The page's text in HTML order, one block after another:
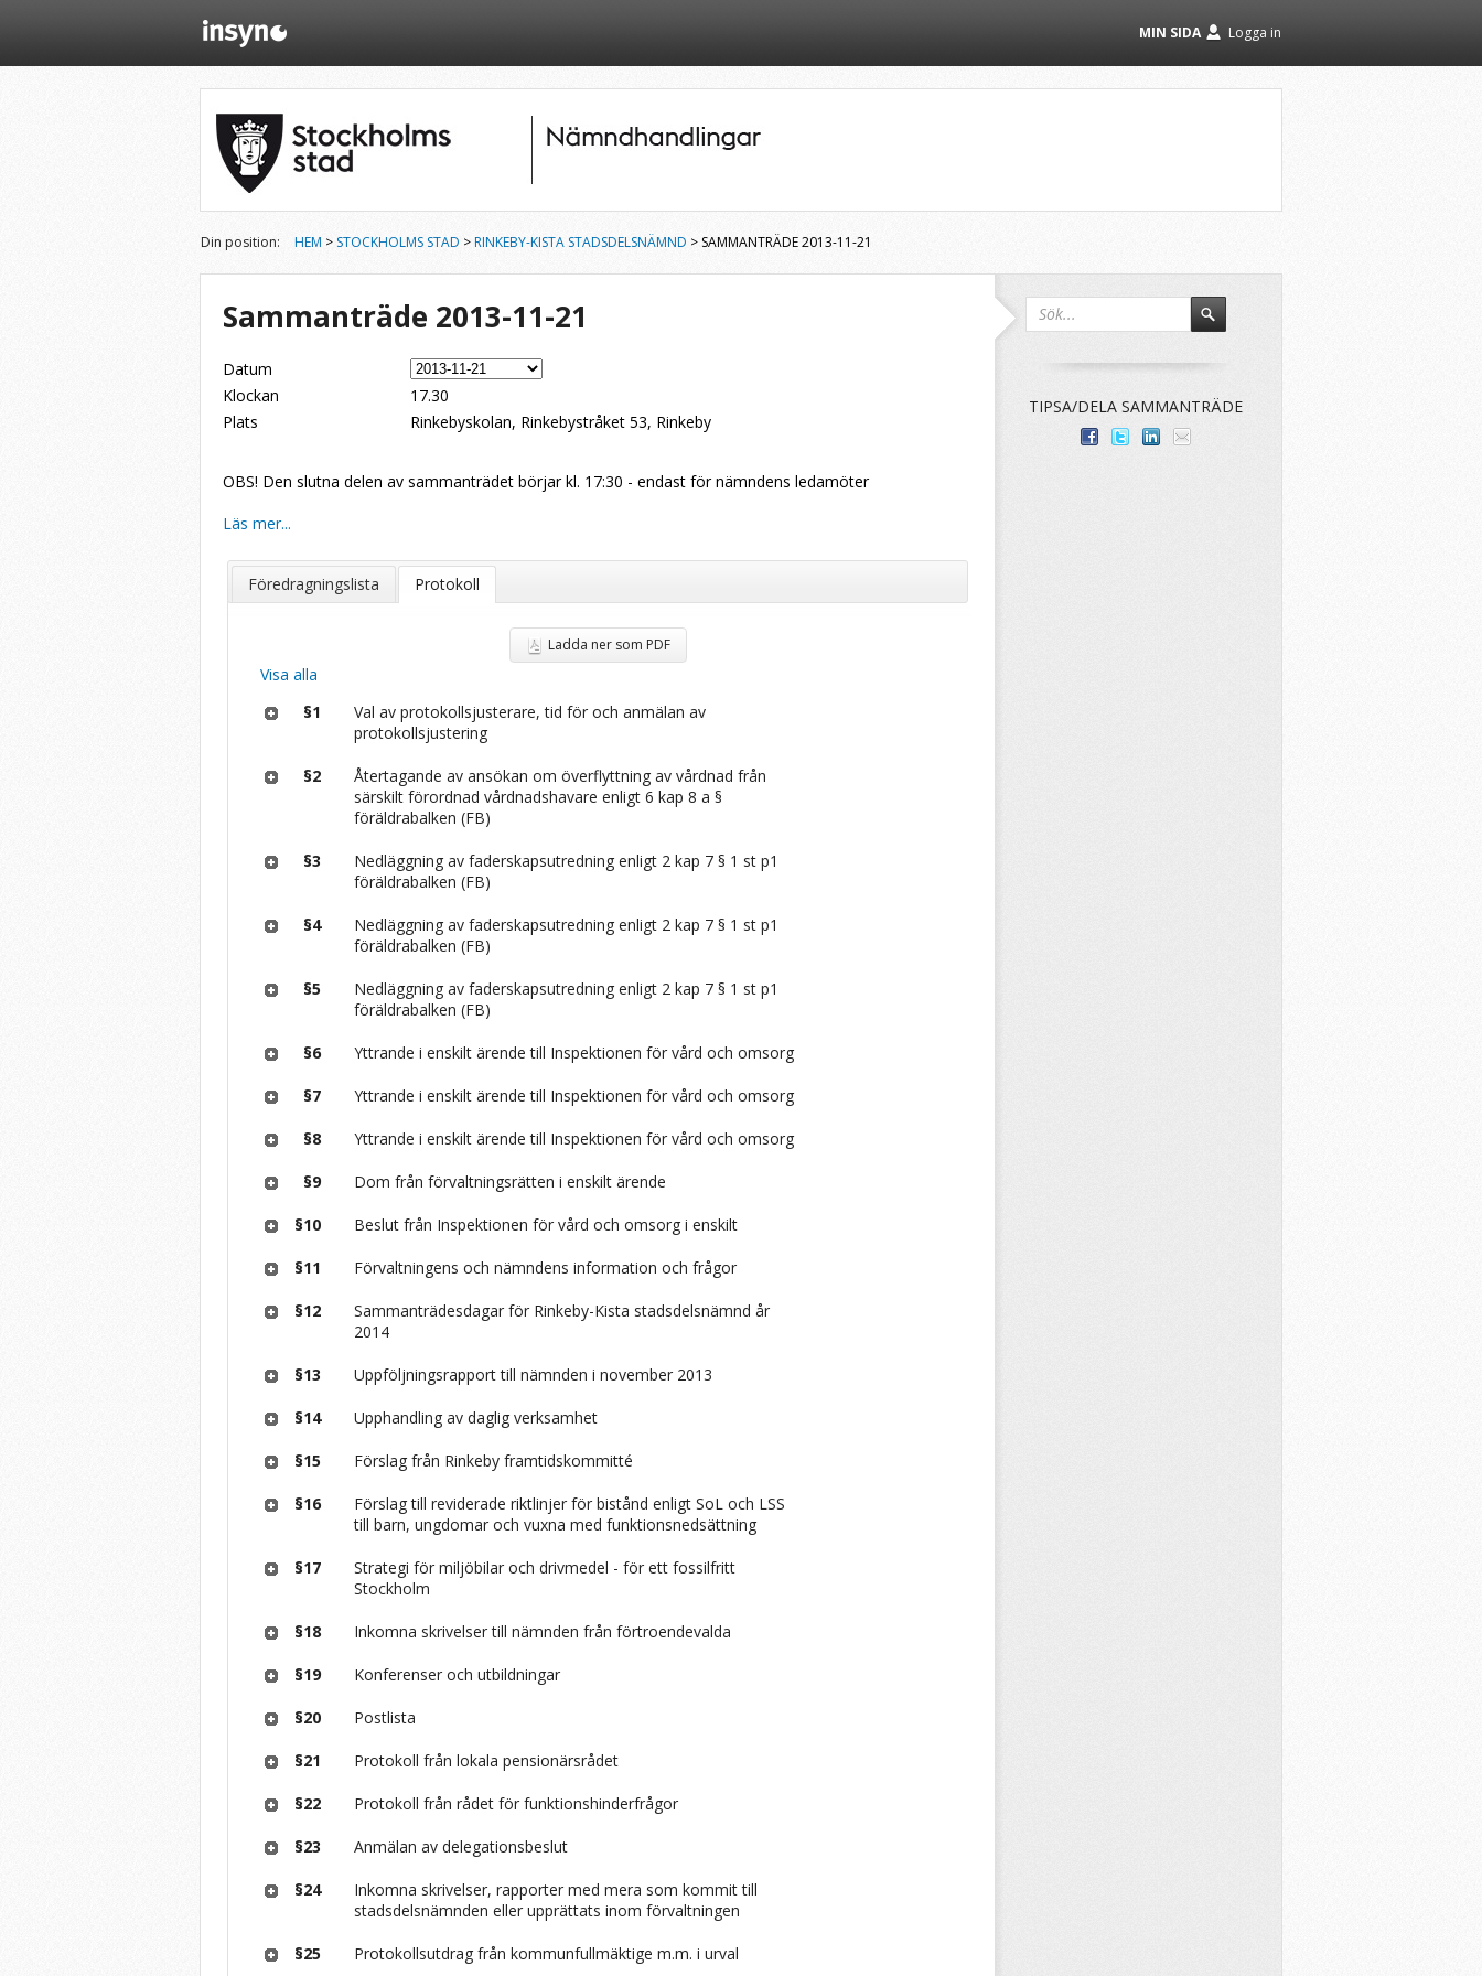
Logga in
MIN SIDA
Din position: HEM > STOCKHOLMS STAD >RINKEBY-KISTA STADSDELSNÄMND > SAMMANTRÄDE 2013-11-21
Sammanträde 2013-11-21
Datum
Klockan
17.30
Plats
Rinkebyskolan, Rinkebystråket 53, Rinkeby
OBS! Den slutna delen av sammanträdet börjar kl. 17:30 - endast för nämndens ledamöter
Läs mer...
Föredragningslista Protokoll
Ladda ner som PDF
Visa alla
§1
Val av protokollsjusterare, tid för och anmälan av
protokollsjustering
§2
Återtagande av ansökan om överflyttning av vårdnad från
särskilt förordnad vårdnadshavare enligt 6 kap 8 a §
föräldrabalken (FB)
§3
Nedläggning av faderskapsutredning enligt 2 kap 7 § 1 st p1
föräldrabalken (FB)
§4
Nedläggning av faderskapsutredning enligt 2 kap 7 § 1 st p1
föräldrabalken (FB)
§5
Nedläggning av faderskapsutredning enligt 2 kap 7 § 1 st p1
föräldrabalken (FB)
§6 Yttrande i enskilt ärende till Inspektionen för vård och omsorg
§7 Yttrande i enskilt ärende till Inspektionen för vård och omsorg
§8 Yttrande i enskilt ärende till Inspektionen för vård och omsorg
§9 Dom från förvaltningsrätten i enskilt ärende
§10 Beslut från Inspektionen för vård och omsorg i enskilt
§11 Förvaltningens och nämndens information och frågor
§12
Sammanträdesdagar för Rinkeby-Kista stadsdelsnämnd år
2014
§13 Uppföljningsrapport till nämnden i november 2013
§14 Upphandling av daglig verksamhet
§15 Förslag från Rinkeby framtidskommitté
§16
Förslag till reviderade riktlinjer för bistånd enligt SoL och LSS
till barn, ungdomar och vuxna med funktionsnedsättning
§17
Strategi för miljöbilar och drivmedel - för ett fossilfritt
Stockholm
§18 Inkomna skrivelser till nämnden från förtroendevalda
§19 Konferenser och utbildningar
§20 Postlista
§21 Protokoll från lokala pensionärsrådet
§22 Protokoll från rådet för funktionshinderfrågor
§23 Anmälan av delegationsbeslut
§24
Inkomna skrivelser, rapporter med mera som kommit till
stadsdelsnämnden eller upprättats inom förvaltningen
§25 Protokollsutdrag från kommunfullmäktige m.m. i urval
TIPSA/DELA SAMMANTRÄDE